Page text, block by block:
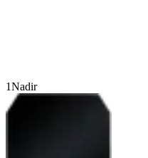
1Nadir